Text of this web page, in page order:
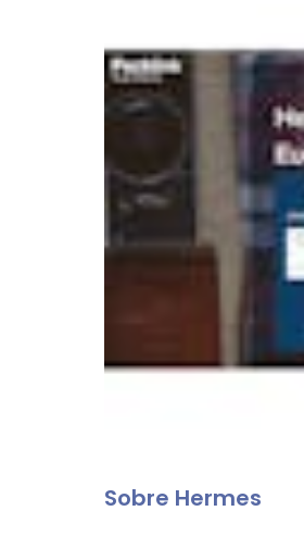
Sobre Hermes